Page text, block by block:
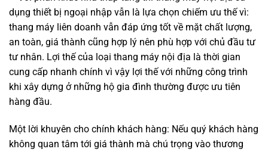
dụng thiết bị ngoại nhập vẫn là lựa chọn chiếm ưu thế vì:
thang máy liên doanh vẫn đáp ứng tốt về mặt chất lượng,
an toàn, giá thành cũng hợp lý nên phù hợp với chủ đầu tư
tư nhân. Lợi thế của loại thang máy nội địa là thời gian
cung cấp nhanh chính vì vậy lợi thế với những công trình
khi xây dựng ở những hộ gia đình thường được ưu tiên
hàng đầu.
Một lời khuyên cho chính khách hàng: Nếu quý khách hàng
không quan tâm tới giá thành mà chú trọng vào thương